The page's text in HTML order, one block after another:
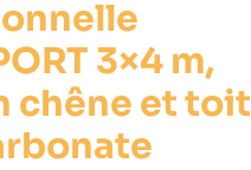
3×4 m,
chêne et toit